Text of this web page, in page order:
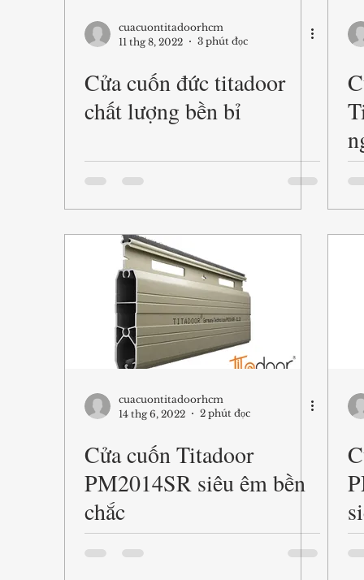
cuacuontitadoorhcm
11 thg 8, 2022
3 phút đọc
Cửa cuốn đức titadoor
chất lượng bền bỉ
cuacuontitadoorhcm
14 thg 6, 2022
2 phút đọc
Cửa cuốn Titadoor
PM2014SR siêu êm bền
chắc